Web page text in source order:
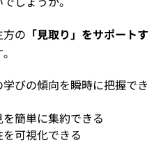
の 「見取り」をサポートす
びの傾向を瞬時に把握でき
簡単に集約できる
可視化できる